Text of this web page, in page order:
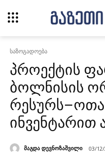
საზოგადოება
პროექტის
ბოლნისის
ინვენტარით
მაგდა დევნოზაშვილი 03/12/